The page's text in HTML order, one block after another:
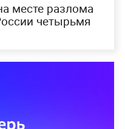
месте разлома
четырьмя